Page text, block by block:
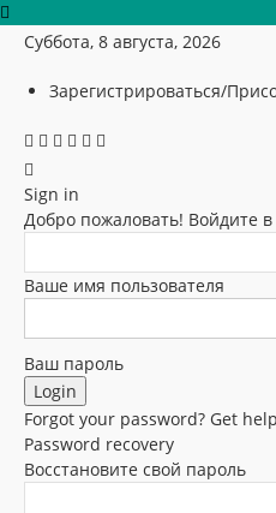
Суббота, 8 августа, 2026
Зарегистрироваться/
Sign in
Добро пожаловать! Войдите
Ваше имя пользователя
Ваш пароль
Forgot your password? Get help
Password recovery
Восстановите свой пароль